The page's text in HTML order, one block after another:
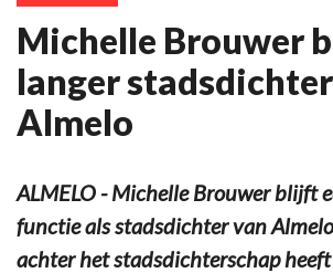
Michelle Brouwer
langer
Almelo
ALMELO - Michelle Brouwer blijft
functie als stadsdichter van
achter het stadsdichterschap